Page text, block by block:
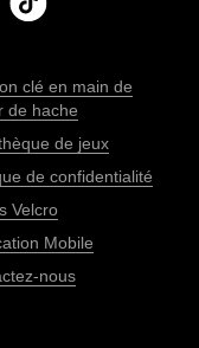
clé en main de
de hache
de jeux
de confidentialité
Velcro
Mobile
nous